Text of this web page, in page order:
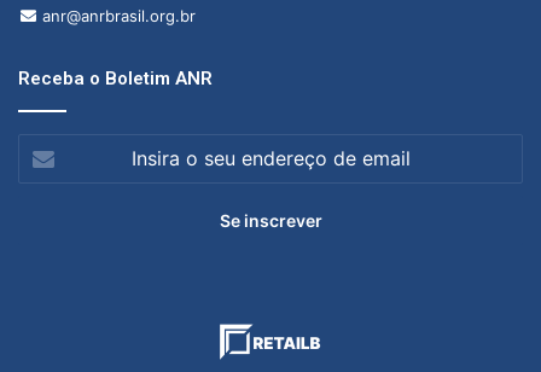
anr@anrbrasil.org.br
Receba o Boletim ANR